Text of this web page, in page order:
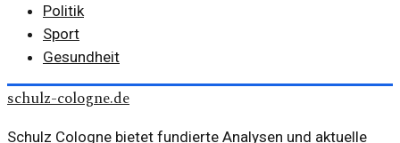
Politik
Sport
Gesundheit
schulz-cologne.de
Schulz Cologne bietet fundierte Analysen und aktuelle